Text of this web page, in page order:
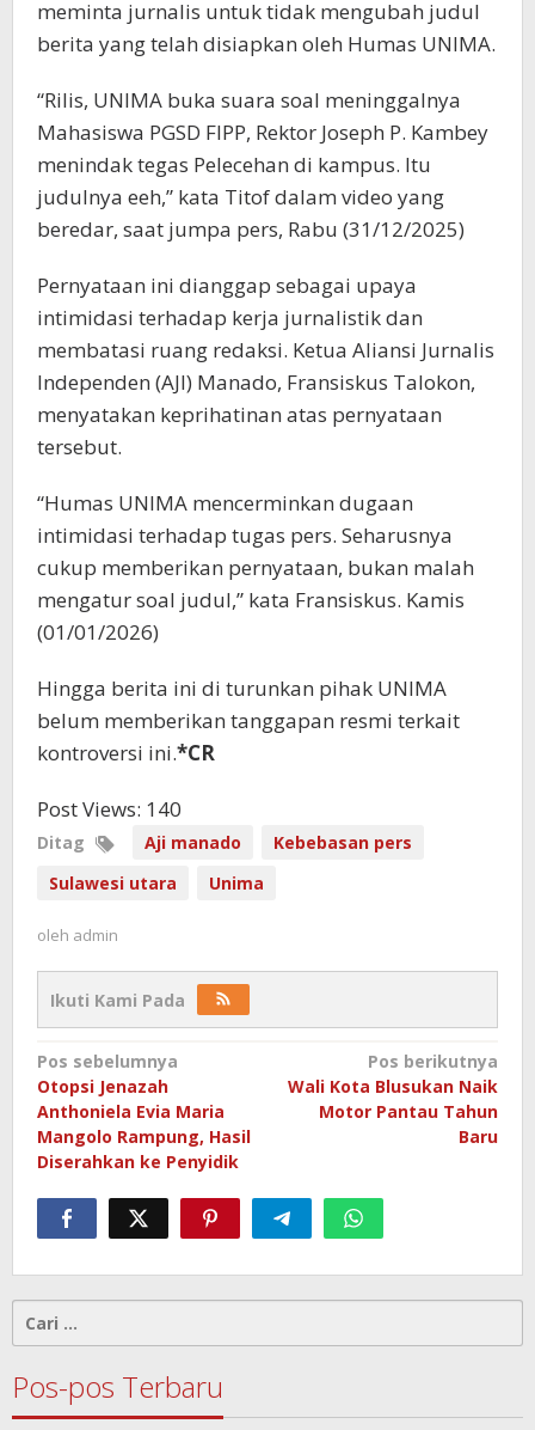
meminta jurnalis untuk tidak mengubah judul
berita yang telah disiapkan oleh Humas UNIMA.
“Rilis, UNIMA buka suara soal meninggalnya
Mahasiswa PGSD FIPP, Rektor Joseph P. Kambey
menindak tegas Pelecehan di kampus. Itu
judulnya eeh,” kata Titof dalam video yang
beredar, saat jumpa pers, Rabu (31/12/2025)
Pernyataan ini dianggap sebagai upaya
intimidasi terhadap kerja jurnalistik dan
membatasi ruang redaksi. Ketua Aliansi Jurnalis
Independen (AJI) Manado, Fransiskus Talokon,
menyatakan keprihatinan atas pernyataan
tersebut.
“Humas UNIMA mencerminkan dugaan
intimidasi terhadap tugas pers. Seharusnya
cukup memberikan pernyataan, bukan malah
mengatur soal judul,” kata Fransiskus. Kamis
(01/01/2026)
Hingga berita ini di turunkan pihak UNIMA
belum memberikan tanggapan resmi terkait
kontroversi ini.*CR
Post Views: 140
Ditag Aji manado
Kebebasan pers
Sulawesi utara
Unima
oleh admin
Ikuti Kami Pada
Navigasi
pos
Pos sebelumnya
Otopsi Jenazah
Anthoniela Evia Maria
Mangolo Rampung, Hasil
Diserahkan ke Penyidik
Pos berikutnya
Wali Kota Blusukan Naik
Motor Pantau Tahun
Baru
untuk:
Pos-pos Terbaru